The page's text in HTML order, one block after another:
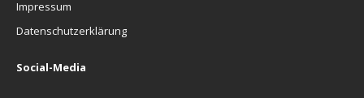
Impressum
Datenschutzerklärung
Social-Media